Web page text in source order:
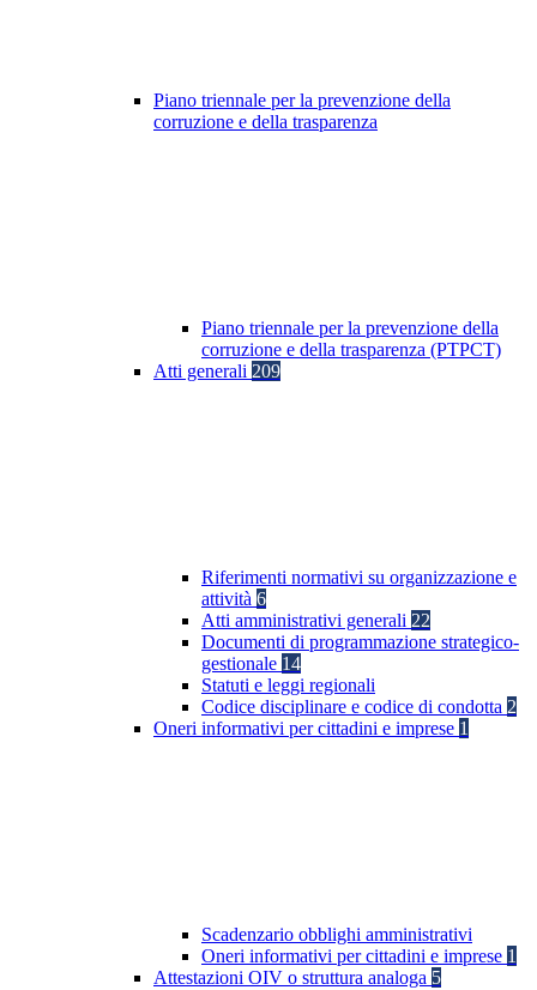
Piano triennale per la prevenzione della
corruzione e della trasparenza
Piano triennale per la prevenzione della
corruzione e della trasparenza (PTPCT)
Atti generali 209
Riferimenti normativi su organizzazione e
attività 6
Atti amministrativi generali 22
Documenti di programmazione strategico-
gestionale 14
Statuti e leggi regionali
Codice disciplinare e codice di condotta 2
Oneri informativi per cittadini e imprese 1
Scadenzario obblighi amministrativi
Oneri informativi per cittadini e imprese 1
Attestazioni OIV o struttura analoga 5